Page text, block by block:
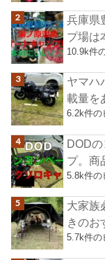
兵庫県
プ場は
10.9k件
ヤマハ
載量を
6.2k件の
DOD
プ。商
5.8k件の
大家族
きのお
5.7k件の